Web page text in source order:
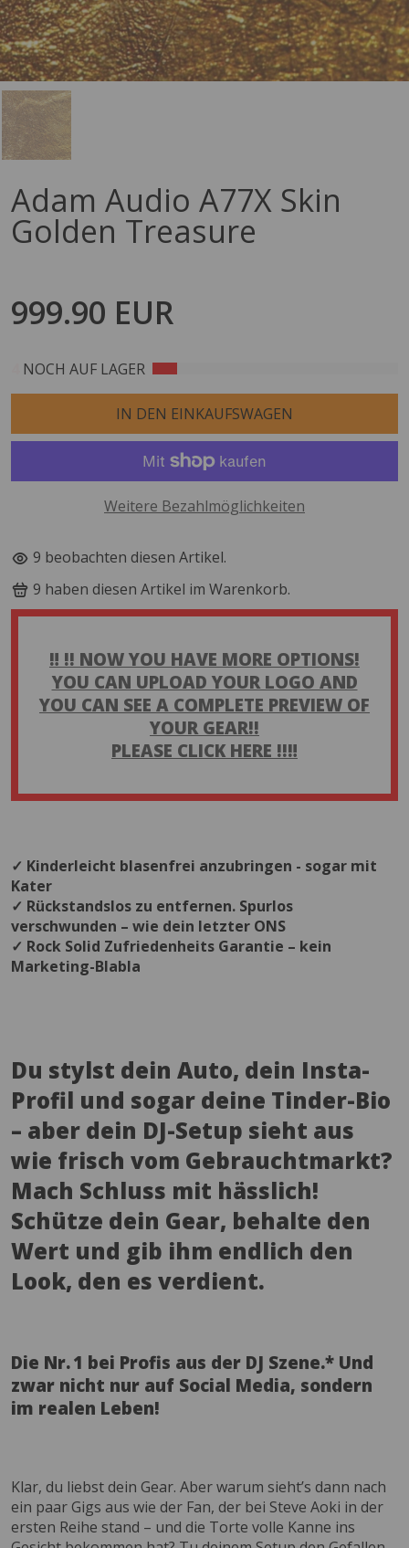
Adam Audio A77X Skin
Golden Treasure
999.90 EUR
NOCH AUF LAGER
IN DEN EINKAUFSWAGEN
Weitere Bezahlmöglichkeiten
9 beobachten diesen Artikel.
9 haben diesen Artikel im Warenkorb.
‼️ !! NOW YOU HAVE MORE OPTIONS!
YOU CAN UPLOAD YOUR LOGO AND
YOU CAN SEE A COMPLETE PREVIEW OF
YOUR GEAR!!
PLEASE CLICK HERE !!‼️
✓ Kinderleicht blasenfrei anzubringen - sogar mit
Kater
✓ Rückstandslos zu entfernen. Spurlos
verschwunden – wie dein letzter ONS
✓ Rock Solid Zufriedenheits Garantie – kein
Marketing-Blabla
Du stylst dein Auto, dein Insta-
Profil und sogar deine Tinder-Bio
– aber dein DJ-Setup sieht aus
wie frisch vom Gebrauchtmarkt?
Mach Schluss mit hässlich!
Schütze dein Gear, behalte den
Wert und gib ihm endlich den
Look, den es verdient.
Die Nr. 1 bei Profis aus der DJ Szene.* Und
zwar nicht nur auf Social Media, sondern
im realen Leben!
Klar, du liebst dein Gear. Aber warum sieht’s dann nach
ein paar Gigs aus wie der Fan, der bei Steve Aoki in der
ersten Reihe stand – und die Torte volle Kanne ins